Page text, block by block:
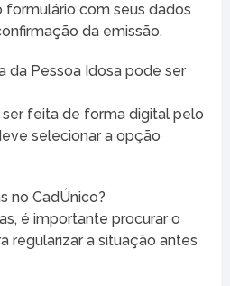
formulário com seus dados
da emissão.
da Pessoa Idosa pode ser
feita de forma digital pelo
selecionar a opção
no CadÚnico?
é importante procurar o
regularizar a situação antes